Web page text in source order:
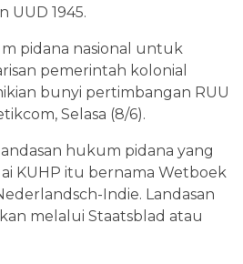
UUD 1945.
pidana nasional untuk
pemerintah kolonial
bunyi pertimbangan RUU
Selasa (8/6).
hukum pidana yang
KUHP itu bernama Wetboek
Indie. Landasan
melalui Staatsblad atau